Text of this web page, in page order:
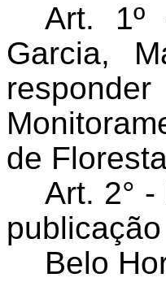
Art. 1º
Garcia,
de
Art. 2°
publicação
Belo